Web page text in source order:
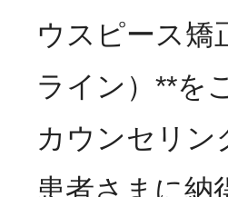
ウスピース矯
ライン）**を
カウンセリン
患者さまに納